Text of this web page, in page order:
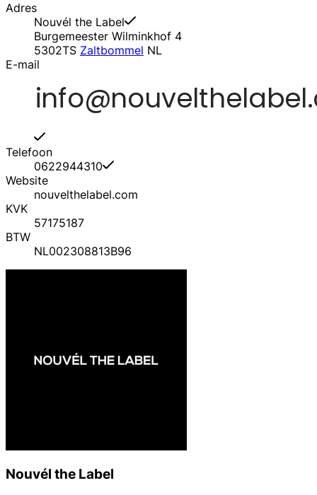
Adres
Nouvél the Label
Burgemeester Wilminkhof 4
5302TS Zaltbommel NL
E-mail
Telefoon
0622944310
Website
nouvelthelabel.com
KVK
57175187
BTW
NL002308813B96
Nouvél the Label